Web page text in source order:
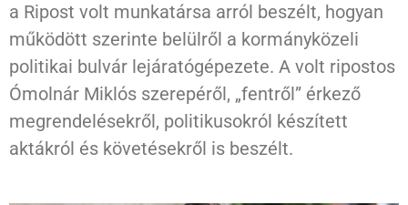
a Ripost volt munkatársa arról beszélt, hogyan
működött szerinte belülről a kormányközeli
politikai bulvár lejáratógépezete. A volt ripostos
Ómolnár Miklós szerepéről, „fentről” érkező
megrendelésekről, politikusokról készített
aktákról és követésekről is beszélt.